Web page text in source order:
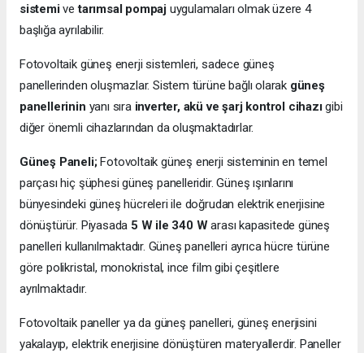
sistemivetarımsal pompaj uygulamaları olmak üzere 4
başlığa ayrılabilir.
Fotovoltaik güneş enerji sistemleri, sadece güneş
panellerinden oluşmazlar. Sistem türüne bağlı olarak güneş
panellerinin yanı sıra inverter, akü ve şarj kontrol cihazıgibi
diğer önemli cihazlarından da oluşmaktadırlar.
Güneş Paneli;Fotovoltaik güneş enerji sisteminin en temel
parçası hiç şüphesi güneş panelleridir. Güneş ışınlarını
bünyesindeki güneş hücreleri ile doğrudan elektrik enerjisine
dönüştürür. Piyasada 5 W ile 340 Warası kapasitede güneş
panelleri kullanılmaktadır. Güneş panelleri ayrıca hücre türüne
göre polikristal, monokristal, ince film gibi çeşitlere
ayrılmaktadır.
Fotovoltaik paneller ya da güneş panelleri, güneş enerjisini
yakalayıp, elektrik enerjisine dönüştüren materyallerdir. Paneller